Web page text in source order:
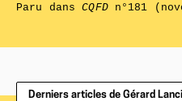
Paru dansCQFDn°181
Derniers articles de Gérard